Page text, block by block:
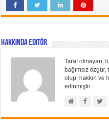
Hakkında Editör
Taraf olmayan,
bağımsız
olup, hakkın ve
edinmiştir.